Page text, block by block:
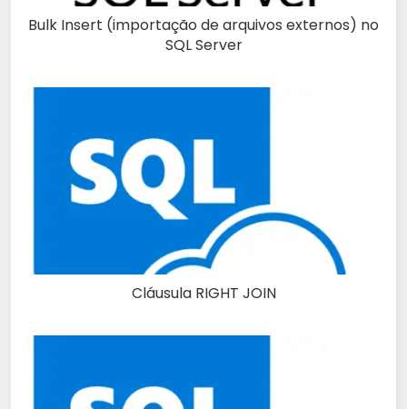
Bulk Insert (importação de arquivos externos) no
SQL Server
Cláusula RIGHT JOIN